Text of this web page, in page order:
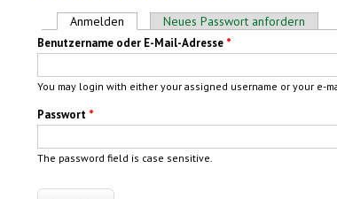
Haupt-Reiter
Anmelden (aktiver Reiter)
Neues Passwort anfordern
Benutzername oder E-Mail-Adresse *
You may login with either your assigned username or your e-
Passwort *
The password field is case sensitive.